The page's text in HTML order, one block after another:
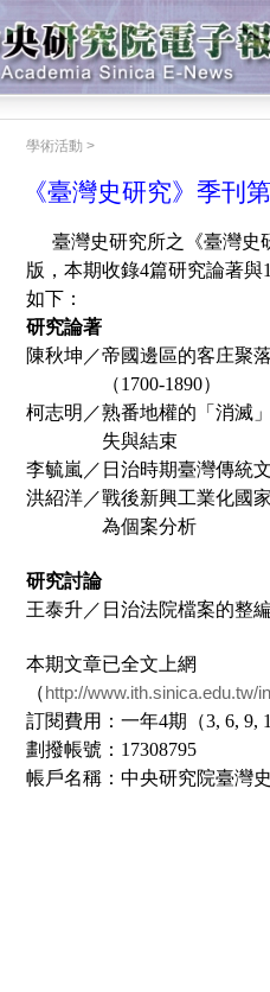
學術活動 >
《臺灣史研究》季刊
臺灣史研究所之《臺灣史
版，本期收錄4篇研究論著與
如下：
研究論著
陳秋坤／帝國邊區的客庄聚
（1700-1890）
柯志明／熟番地權的「消滅
失與結束
李毓嵐／日治時期臺灣傳統
洪紹洋／戰後新興工業化國
為個案分析
研究討論
王泰升／日治法院檔案的整
本期文章已全文上網
（ http://www.ith.sinica.edu.tw/
訂閱費用：一年4期（3, 6, 9,
劃撥帳號： 17308795
帳戶名稱：中央研究院臺灣